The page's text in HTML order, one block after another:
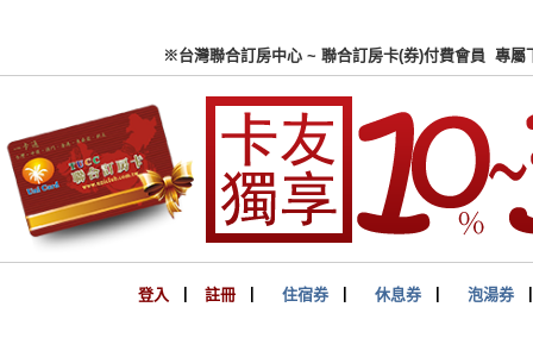
※台灣聯合訂房中心 ~ 聯合
登入 註冊 住宿券 休息券 泡湯券